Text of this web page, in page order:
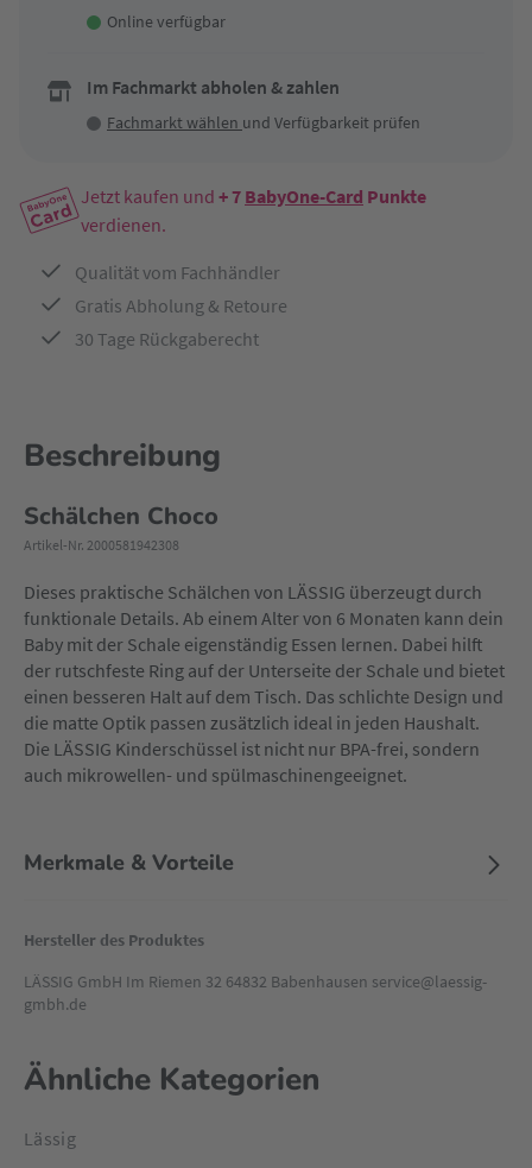
Online verfügbar
Im Fachmarkt abholen & zahlen
Fachmarkt wählen und Verfügbarkeit prüfen
Jetzt kaufen und + 7 BabyOne-Card Punkte
verdienen.
Qualität vom Fachhändler
Gratis Abholung & Retoure
30 Tage Rückgaberecht
Beschreibung
Schälchen Choco
Artikel-Nr. 2000581942308
Dieses praktische Schälchen von LÄSSIG überzeugt durch
funktionale Details. Ab einem Alter von 6 Monaten kann dein
Baby mit der Schale eigenständig Essen lernen. Dabei hilft
der rutschfeste Ring auf der Unterseite der Schale und bietet
einen besseren Halt auf dem Tisch. Das schlichte Design und
die matte Optik passen zusätzlich ideal in jeden Haushalt.
Die LÄSSIG Kinderschüssel ist nicht nur BPA-frei, sondern
auch mikrowellen- und spülmaschinengeeignet.
Merkmale & Vorteile
Hersteller des Produktes
LÄSSIG GmbH Im Riemen 32 64832 Babenhausen service@laessig-
gmbh.de
Ähnliche Kategorien
Lässig